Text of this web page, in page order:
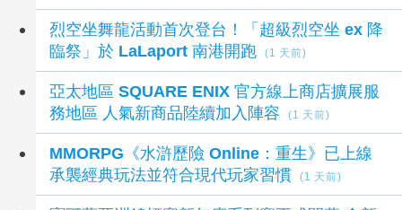
烈空坐舞龍活動首次登台！「超級烈空坐 ex 降
臨祭」於 LaLaport 南港開跑
(1 天前)
亞太地區 SQUARE ENIX 官方線上商店擴展服
務地區 人氣新商品陸續加入陣容
(1 天前)
MMORPG《水滸歷險 Online：重生》已上線
承襲經典玩法並符合現代玩家習慣
(1 天前)